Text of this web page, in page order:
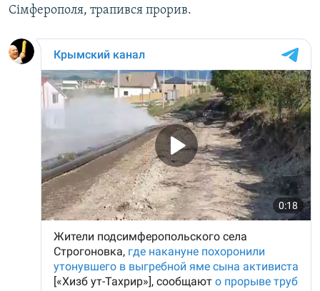
Сімферополя, трапився прорив.